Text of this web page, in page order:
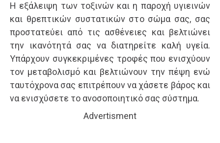
Η εξάλειψη των τοξινών και η παροχή υγιεινών
και θρεπτικών συστατικών στο σώμα σας, σας
προστατεύει από τις ασθένειες και βελτιώνει
την ικανότητά σας να διατηρείτε καλή υγεία.
Υπάρχουν συγκεκριμένες τροφές που ενισχύουν
τον μεταβολισμό και βελτιώνουν την πέψη ενώ
ταυτόχρονα σας επιτρέπουν να χάσετε βάρος και
να ενισχύσετε το ανοσοποιητικό σας σύστημα.
Advertisment